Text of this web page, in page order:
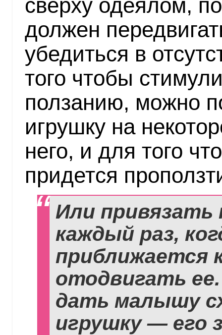
сверху одеялом,
должен
убедиться в
того чтобы
ползанию, можно
игрушку на
него, и для того
придется
Или привязать
каждый раз,
приближается
отодвигать
дать малышу
игрушку — его